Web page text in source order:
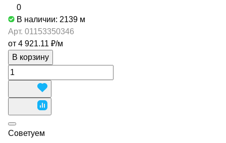
0
В наличии: 2139 м
Арт. 01153350346
от 4 921.11 ₽/м
В корзину
Советуем